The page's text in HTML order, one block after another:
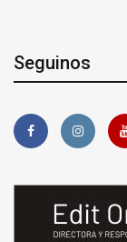
Seguinos